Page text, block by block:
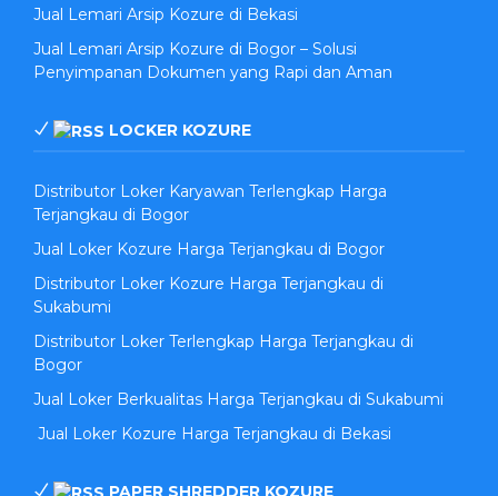
Jual Lemari Arsip Kozure di Bekasi
Jual Lemari Arsip Kozure di Bogor – Solusi
Penyimpanan Dokumen yang Rapi dan Aman
LOCKER KOZURE
Distributor Loker Karyawan Terlengkap Harga
Terjangkau di Bogor
Jual Loker Kozure Harga Terjangkau di Bogor
Distributor Loker Kozure Harga Terjangkau di
Sukabumi
Distributor Loker Terlengkap Harga Terjangkau di
Bogor
Jual Loker Berkualitas Harga Terjangkau di Sukabumi
Jual Loker Kozure Harga Terjangkau di Bekasi
PAPER SHREDDER KOZURE